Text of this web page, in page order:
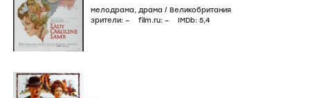
мелодрама, драма / Великобритания
зрители: – film.ru: – IMDb: 5,4